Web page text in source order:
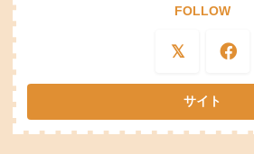
FOLLOW